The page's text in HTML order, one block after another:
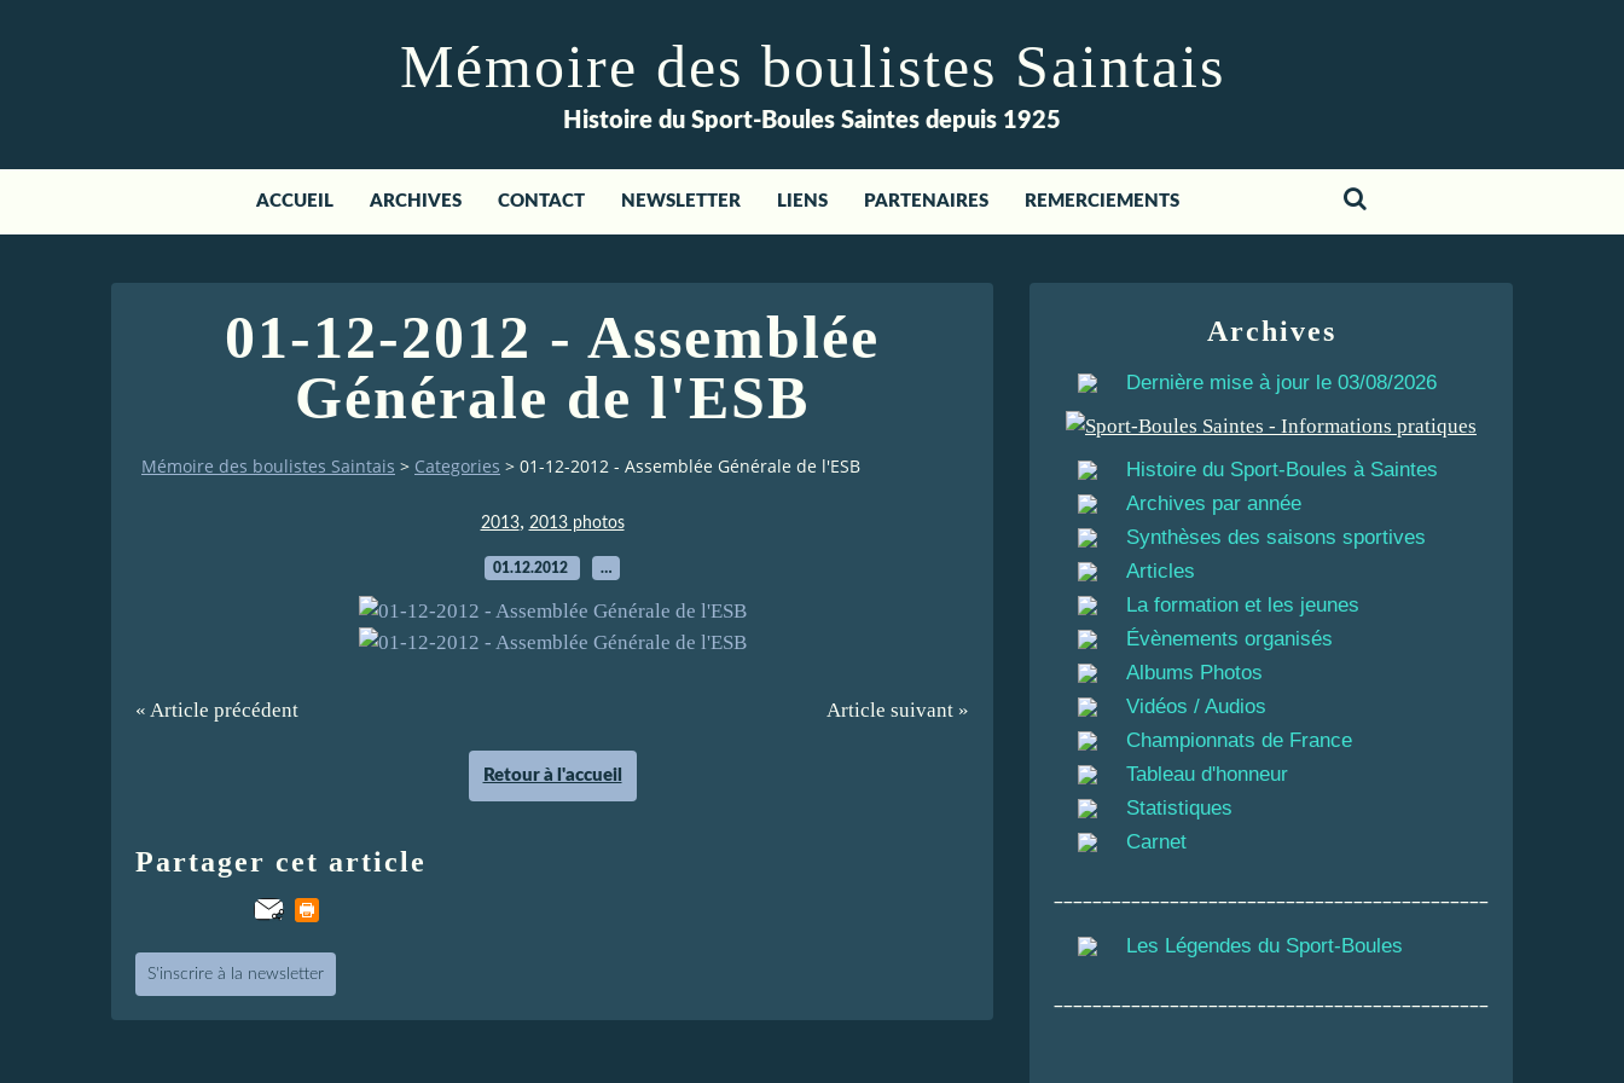
Mémoire des boulistes Saintais
Histoire du Sport-Boules Saintes depuis 1925
ACCUEIL ARCHIVES CONTACT NEWSLETTER LIENS PARTENAIRES REMERCIEMENTS
01-12-2012 - Assemblée
Générale de l'ESB
Mémoire des boulistes Saintais > Categories > 01-12-2012 - Assemblée Générale de l'ESB
2013, 2013 photos
01.12.2012 …
« Article précédent Article suivant »
Retour à l'accueil
Partager cet article
S'inscrire à la newsletter
Archives
Dernière mise à jour le 03/08/2026
Histoire du Sport-Boules à Saintes
Archives par année
Synthèses des saisons sportives
Articles
La formation et les jeunes
Évènements organisés
Albums Photos
Vidéos / Audios
Championnats de France
Tableau d'honneur
Statistiques
Carnet
Les Légendes du Sport-Boules